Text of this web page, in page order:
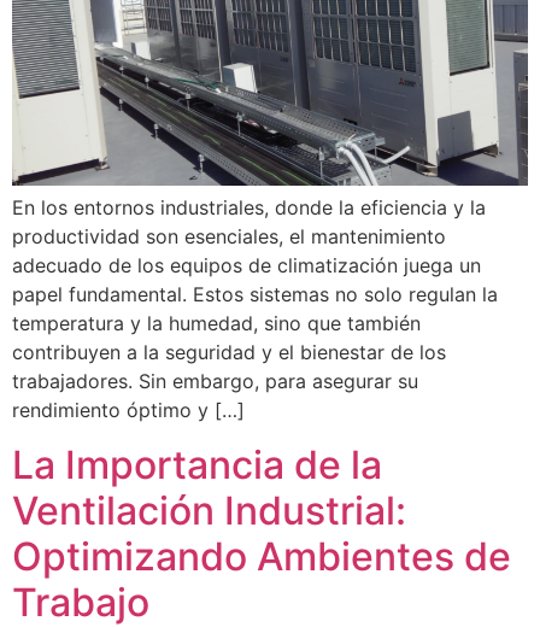
En los entornos industriales, donde la eficiencia y la
productividad son esenciales, el mantenimiento
adecuado de los equipos de climatización juega un
papel fundamental. Estos sistemas no solo regulan la
temperatura y la humedad, sino que también
contribuyen a la seguridad y el bienestar de los
trabajadores. Sin embargo, para asegurar su
rendimiento óptimo y […]
La Importancia de la
Ventilación Industrial:
Optimizando Ambientes de
Trabajo